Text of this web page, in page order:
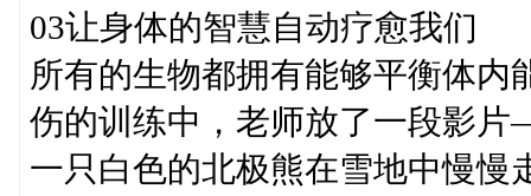
03让身体的智慧自动疗愈我们
所有的生物都拥有能够平衡体内
伤的训练中，老师放了一段影
一只白色的北极熊在雪地中慢慢